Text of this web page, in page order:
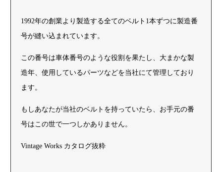
1992年の創業より製造する全てのベルト1本ずつに製造番
号が縫い込まれています。
この番号は車体番号のような役割を果たし、大まかな製
造年、使用しているパーツなどを当社にて管理しており
ます。
もしあなたが当社のベルトを持っていたら、お手元の番
号はこの世で一つしかありません。
Vintage Works カタログ抜粋